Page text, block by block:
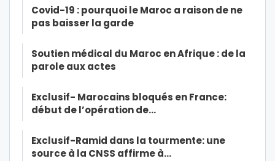
Covid-19 : pourquoi le Maroc a raison de ne
pas baisser la garde
Soutien médical du Maroc en Afrique : de la
parole aux actes
Exclusif- Marocains bloqués en France:
début de l’opération de…
Exclusif-Ramid dans la tourmente: une
source à la CNSS affirme à…